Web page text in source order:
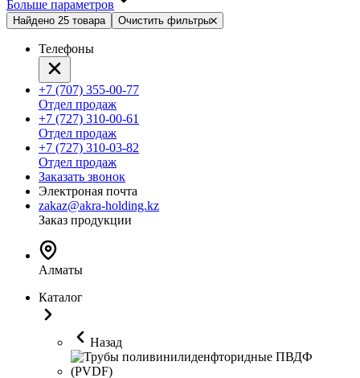
Больше параметров
Найдено 25 товара Очистить фильтры
Телефоны
+7 (707) 355-00-77
Отдел продаж
+7 (727) 310-00-61
Отдел продаж
+7 (727) 310-03-82
Отдел продаж
Заказать звонок
Электроная почта
zakaz@akra-holding.kz
Заказ продукции
Алматы
Каталог
Назад